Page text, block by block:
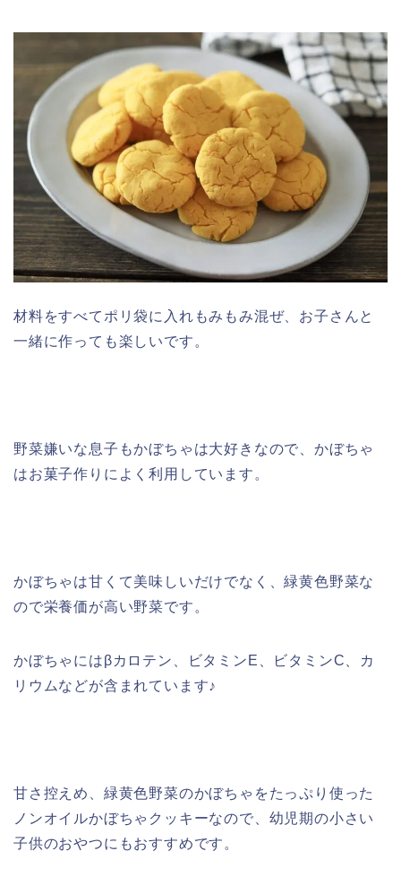
材料をすべてポリ袋に入れもみもみ混ぜ、お子さんと
一緒に作っても楽しいです。
野菜嫌いな息子もかぼちゃは大好きなので、かぼちゃ
はお菓子作りによく利用しています。
かぼちゃは甘くて美味しいだけでなく、緑黄色野菜な
ので栄養価が高い野菜です。
かぼちゃにはβカロテン、ビタミンE、ビタミンC、カ
リウムなどが含まれています♪
甘さ控えめ、緑黄色野菜のかぼちゃをたっぷり使った
ノンオイルかぼちゃクッキーなので、幼児期の小さい
子供のおやつにもおすすめです。